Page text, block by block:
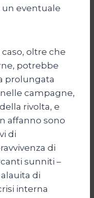
eventuale
oltre che
potrebbe
prolungata
campagne,
rivolta, e
affanno sono
di
di
sunniti –
di
interna